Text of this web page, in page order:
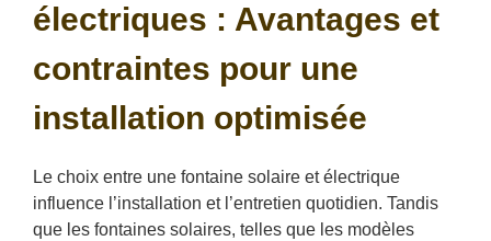
électriques : Avantages et
contraintes pour une
installation optimisée
Le choix entre une fontaine solaire et électrique
influence l’installation et l’entretien quotidien. Tandis
que les fontaines solaires, telles que les modèles